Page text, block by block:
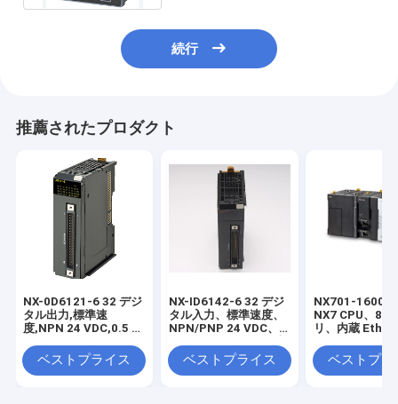
続行
推薦されたプロダクト
NX-0D6121-6 32 デジ
タル出力,標準速
度,NPN 24 VDC,0.5 A/
ット,FCN40コネクタ
(含まれていない),
ベストプライス
NX-ID6142-6 32 デジ
タル入力、標準速度、
NPN/PNP 24 VDC、
り)、幅 30 mm 在庫あ
り
ベストプライス
NX701-1600
NX7 CPU、
リ、内蔵
512 EtherCAT
ド)、および 2
ベストプラ